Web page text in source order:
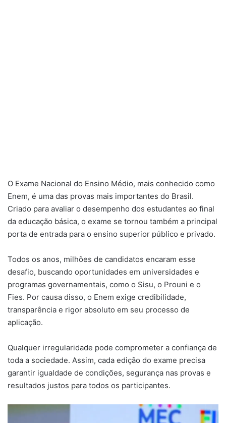
O Exame Nacional do Ensino Médio, mais conhecido como
Enem, é uma das provas mais importantes do Brasil.
Criado para avaliar o desempenho dos estudantes ao final
da educação básica, o exame se tornou também a principal
porta de entrada para o ensino superior público e privado.
Todos os anos, milhões de candidatos encaram esse
desafio, buscando oportunidades em universidades e
programas governamentais, como o Sisu, o Prouni e o
Fies. Por causa disso, o Enem exige credibilidade,
transparência e rigor absoluto em seu processo de
aplicação.
Qualquer irregularidade pode comprometer a confiança de
toda a sociedade. Assim, cada edição do exame precisa
garantir igualdade de condições, segurança nas provas e
resultados justos para todos os participantes.